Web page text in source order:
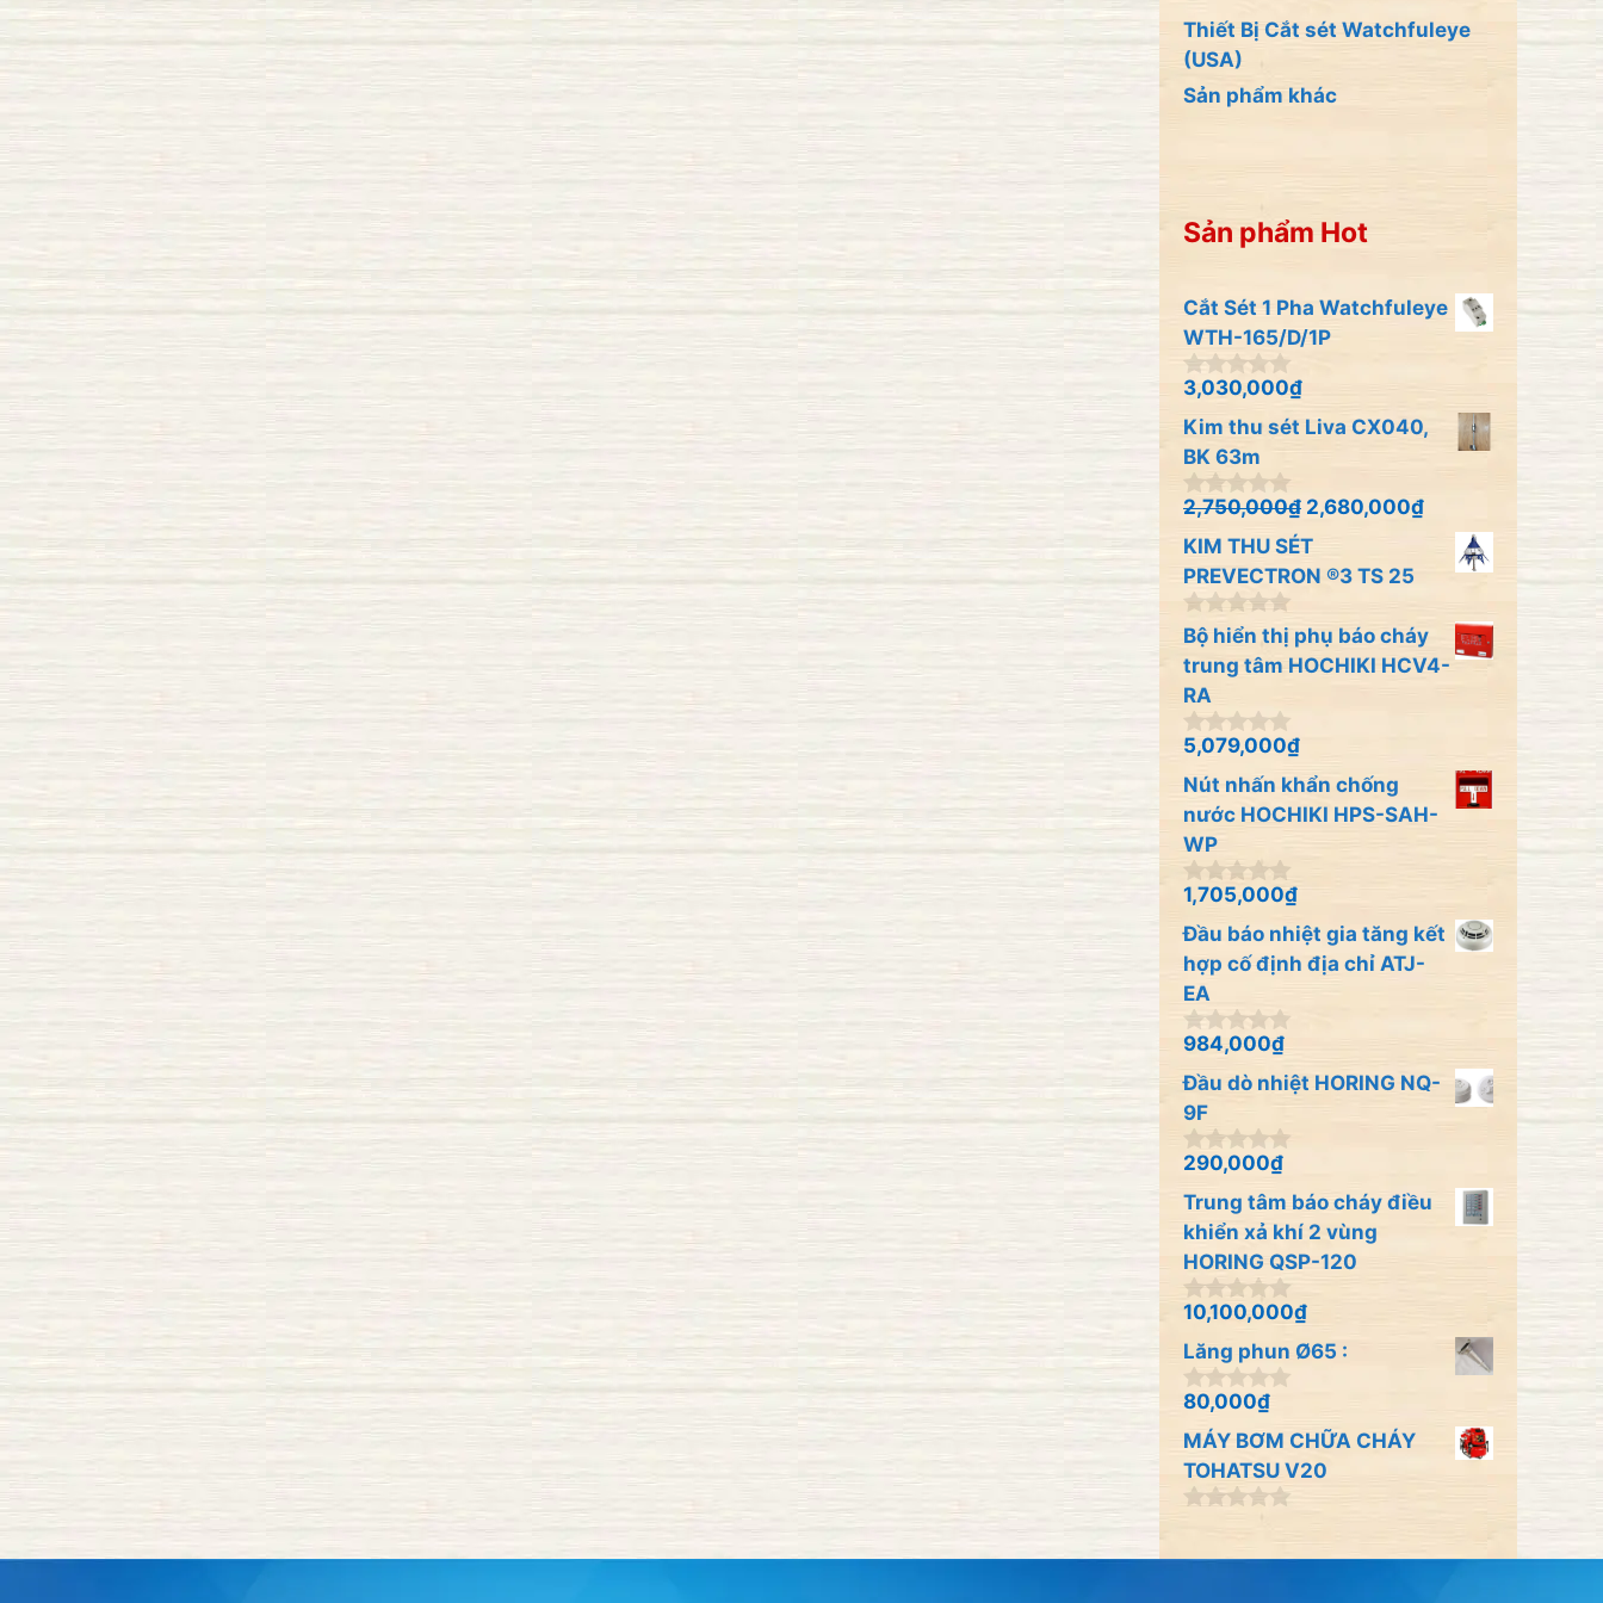
Thiết Bị Cắt sét Watchfuleye
(USA)
Sản phẩm khác
Sản phẩm Hot
Cắt Sét 1 Pha Watchfuleye
WTH-165/D/1P
0
n
g
o
à
i
5
3,030,000₫
Kim thu sét Liva CX040,
BK 63m
0
n
g
o
à
i
5
2,750,000₫ 2,680,000₫
KIM THU SÉT
PREVECTRON ®3 TS 25
0
g
o
à
i
5
Bộ hiển thị phụ báo cháy
trung tâm HOCHIKI HCV4-
RA
0
n
g
o
à
i
5
5,079,000₫
Nút nhấn khẩn chống
nước HOCHIKI HPS-SAH-
WP
0
n
g
o
à
i
5
1,705,000₫
Đầu báo nhiệt gia tăng kết
hợp cố định địa chỉ ATJ-
EA
0
n
g
o
à
i
5
984,000₫
Đầu dò nhiệt HORING NQ-
9F
0
n
g
o
à
i
5
290,000₫
Trung tâm báo cháy điều
khiển xả khí 2 vùng
HORING QSP-120
0
n
g
o
à
5
10,100,000₫
Lăng phun Ø65 :
0
n
g
o
à
i
80,000₫
MÁY BƠM CHỮA CHÁY
TOHATSU V20